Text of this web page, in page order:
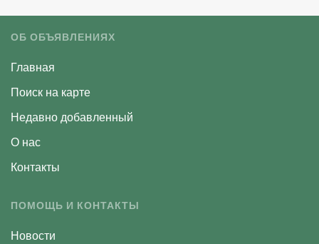
ОБ ОБЪЯВЛЕНИЯХ
Главная
Поиск на карте
Недавно добавленный
О нас
Контакты
ПОМОЩЬ И КОНТАКТЫ
Новости